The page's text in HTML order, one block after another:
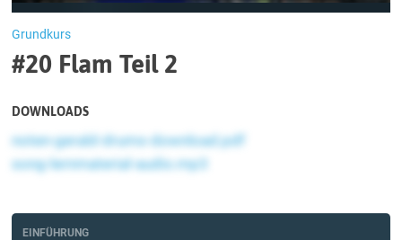
Grundkurs
#20 Flam Teil 2
DOWNLOADS
noten-gerald-drums-download.pdf
song-lernmaterial-audio.mp3
EINFÜHRUNG